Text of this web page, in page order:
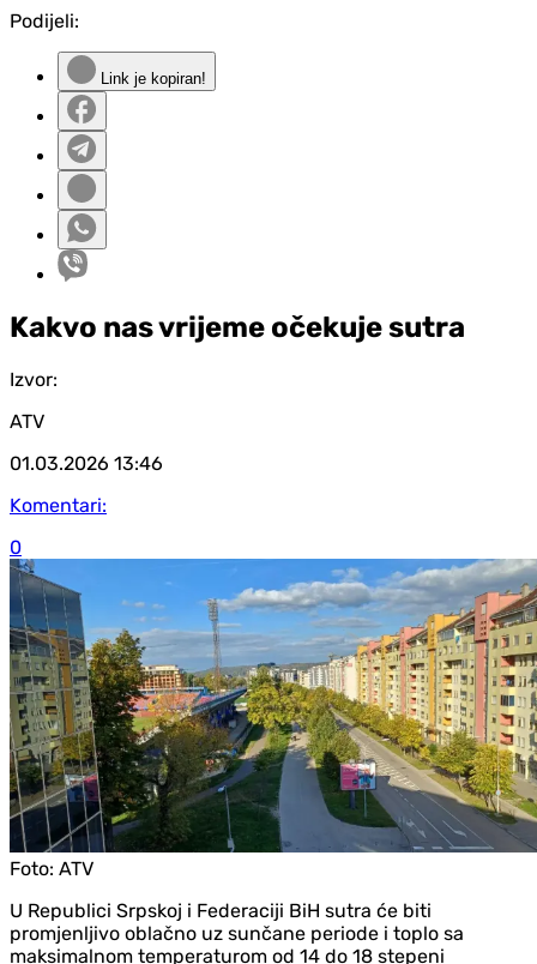
Podijeli:
Link je kopiran!
Kakvo nas vrijeme očekuje sutra
Izvor:
ATV
01.03.2026 13:46
Komentari:
0
Foto: ATV
U Republici Srpskoj i Federaciji BiH sutra će biti
promjenljivo oblačno uz sunčane periode i toplo sa
maksimalnom temperaturom od 14 do 18 stepeni